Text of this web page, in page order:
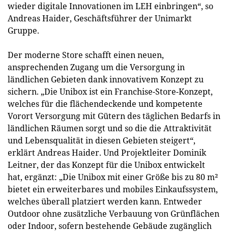
wieder digitale Innovationen im LEH einbringen“, so
Andreas Haider, Geschäftsführer der Unimarkt
Gruppe.
Der moderne Store schafft einen neuen,
ansprechenden Zugang um die Versorgung in
ländlichen Gebieten dank innovativem Konzept zu
sichern. „Die Unibox ist ein Franchise-Store-Konzept,
welches für die flächendeckende und kompetente
Vorort Versorgung mit Gütern des täglichen Bedarfs in
ländlichen Räumen sorgt und so die die Attraktivität
und Lebensqualität in diesen Gebieten steigert“,
erklärt Andreas Haider. Und Projektleiter Dominik
Leitner, der das Konzept für die Unibox entwickelt
hat, ergänzt: „Die Unibox mit einer Größe bis zu 80 m²
bietet ein erweiterbares und mobiles Einkaufssystem,
welches überall platziert werden kann. Entweder
Outdoor ohne zusätzliche Verbauung von Grünflächen
oder Indoor, sofern bestehende Gebäude zugänglich